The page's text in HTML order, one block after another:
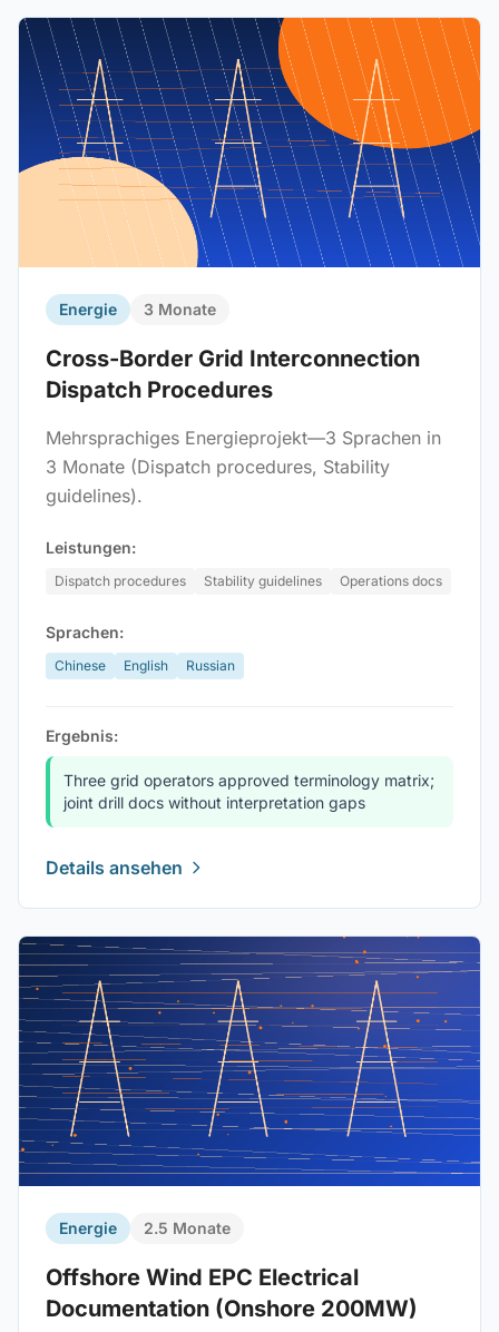
Energie 3 Monate
Cross-Border Grid Interconnection
Dispatch Procedures
Mehrsprachiges Energieprojekt—3 Sprachen in
3 Monate (Dispatch procedures, Stability
guidelines).
Leistungen:
Dispatch procedures Stability guidelines Operations docs
Sprachen:
Chinese English Russian
Ergebnis:
Three grid operators approved terminology matrix;
joint drill docs without interpretation gaps
Details ansehen
Energie 2.5 Monate
Offshore Wind EPC Electrical
Documentation (Onshore 200MW)